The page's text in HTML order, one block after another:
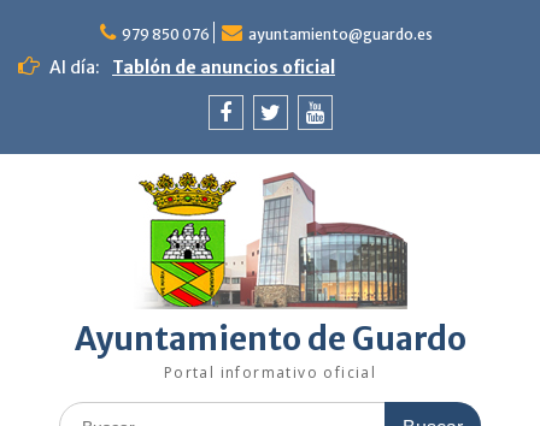
contenido
979 850 076 ayuntamiento@guardo.es
Al día: Tablón de anuncios oficial
Ayuntamiento de Guardo
Portal informativo oficial
Buscar: